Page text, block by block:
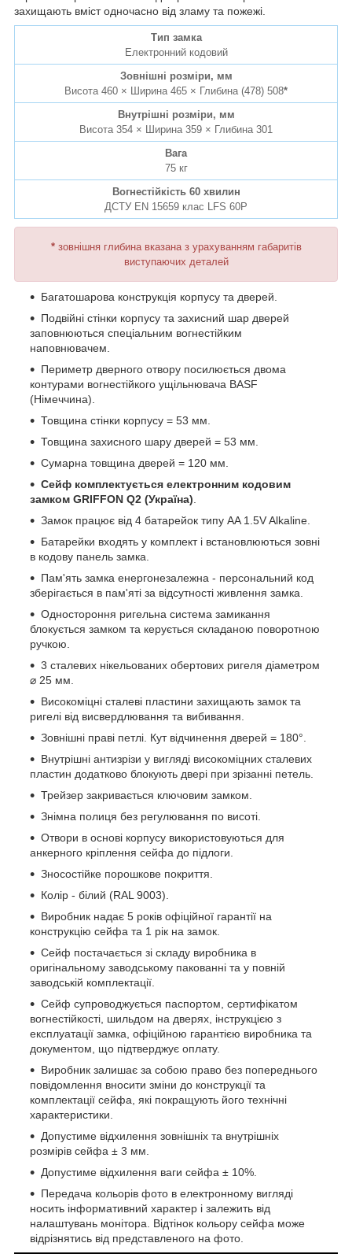
захищають вміст одночасно від зламу та пожежі.
Тип замка
Електронний кодовий
Зовнішні розміри, мм
Висота 460 × Ширина 465 × Глибина (478) 508*
Внутрішні розміри, мм
Висота 354 × Ширина 359 × Глибина 301
Вага
75 кг
Вогнестійкість 60 хвилин
ДСТУ EN 15659 клас LFS 60P
*зовнішня глибина вказана з урахуванням габаритів
виступаючих деталей
Багатошарова конструкція корпусу та дверей.
Подвійні стінки корпусу та захисний шар дверей
заповнюються спеціальним вогнестійким
наповнювачем.
Периметр дверного отвору посилюється двома
контурами вогнестійкого ущільнювача BASF
(Німеччина).
Товщина стінки корпусу = 53 мм.
Товщина захисного шару дверей = 53 мм.
Сумарна товщина дверей = 120 мм.
Сейф комплектується електронним кодовим
замком GRIFFON Q2 (Україна).
Замок працює від 4 батарейок типу AA 1.5V Alkaline.
Батарейки входять у комплект і встановлюються зовні
в кодову панель замка.
Пам'ять замка енергонезалежна - персональний код
зберігається в пам'яті за відсутності живлення замка.
Одностороння ригельна система замикання
блокується замком та керується складаною поворотною
ручкою.
3 сталевих нікельованих обертових ригеля діаметром
⌀ 25 мм.
Високоміцні сталеві пластини захищають замок та
ригелі від висвердлювання та вибивання.
Зовнішні праві петлі. Кут відчинення дверей = 180°.
Внутрішні антизрізи у вигляді високоміцних сталевих
пластин додатково блокують двері при зрізанні петель.
Трейзер закривається ключовим замком.
Знімна полиця без регулювання по висоті.
Отвори в основі корпусу використовуються для
анкерного кріплення сейфа до підлоги.
Зносостійке порошкове покриття.
Колір - білий (RAL 9003).
Виробник надає 5 років офіційної гарантії на
конструкцію сейфа та 1 рік на замок.
Сейф постачається зі складу виробника в
оригінальному заводському пакованні та у повній
заводській комплектації.
Сейф супроводжується паспортом, сертифікатом
вогнестійкості, шильдом на дверях, інструкцією з
експлуатації замка, офіційною гарантією виробника та
документом, що підтверджує оплату.
Виробник залишає за собою право без попереднього
повідомлення вносити зміни до конструкції та
комплектації сейфа, які покращують його технічні
характеристики.
Допустиме відхилення зовнішніх та внутрішніх
розмірів сейфа ± 3 мм.
Допустиме відхилення ваги сейфа ± 10%.
Передача кольорів фото в електронному вигляді
носить інформативний характер і залежить від
налаштувань монітора. Відтінок кольору сейфа може
відрізнятись від представленого на фото.